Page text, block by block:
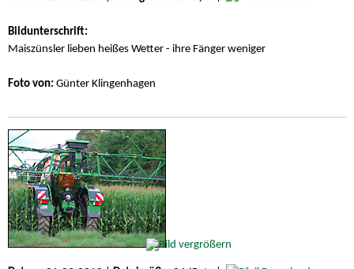
Bildunterschrift:
Maiszünsler lieben heißes Wetter - ihre Fänger weniger
Foto von: Günter Klingenhagen